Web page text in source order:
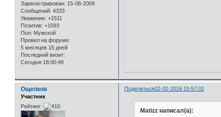
Зарегистрирован: 15-08-2009
Сообщений: 4333
Уважение: +1511
Позитив: +1593
Пол: Мужской
Провел на форуме:
5 месяцев 15 дней
Последний визит:
Сегодня 18:00:49
Поделиться02-02-2016 15:57:02
Ощепков
Участник
Рейтинг:
Matizz написал(а):